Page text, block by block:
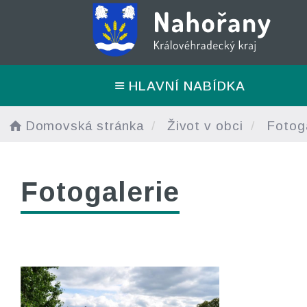
HLAVNÍ NABÍDKA
Domovská stránka Život v obci
Fotogalerie